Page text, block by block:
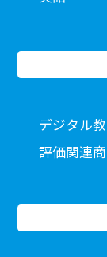
デジタル
評価関連